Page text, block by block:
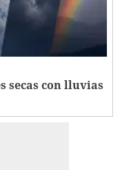
secas con lluvias